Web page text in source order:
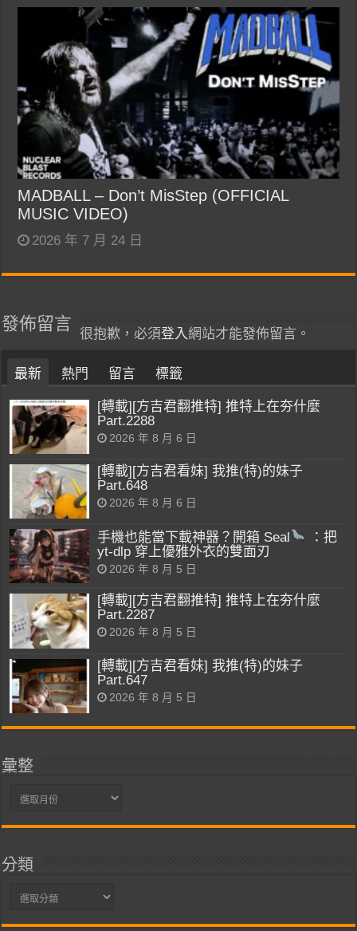
MADBALL – Don’t MisStep (OFFICIAL
MUSIC VIDEO)
2026 年 7 月 24 日
發佈留言
很抱歉，必須登入網站才能發佈留言。
最新 熱門 留言 標籤
[轉載][方吉君翻推特] 推特上在夯什麼
Part.2288
2026 年 8 月 6 日
[轉載][方吉君看妹] 我推(特)的妹子
Part.648
2026 年 8 月 6 日
手機也能當下載神器？開箱 Seal
：把
yt-dlp 穿上優雅外衣的雙面刃
2026 年 8 月 5 日
[轉載][方吉君翻推特] 推特上在夯什麼
Part.2287
2026 年 8 月 5 日
[轉載][方吉君看妹] 我推(特)的妹子
Part.647
2026 年 8 月 5 日
彙整
彙
分類
分